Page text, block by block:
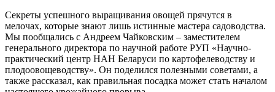
Секреты успешного выращивания овощей прячутся в
мелочах, которые знают лишь истинные мастера садоводства.
Мы пообщались с Андреем Чайковским – заместителем
генерального директора по научной работе РУП «Научно-
практический центр НАН Беларуси по картофелеводству и
плодоовощеводству». Он поделился полезными советами, а
также рассказал, как правильная посадка может стать началом